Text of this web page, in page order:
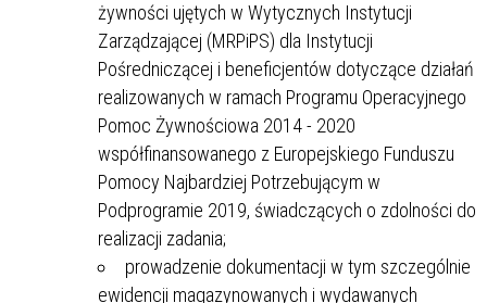
żywności ujętych w Wytycznych Instytucji
Zarządzającej (MRPiPS) dla Instytucji
Pośredniczącej i beneficjentów dotyczące działań
realizowanych w ramach Programu Operacyjnego
Pomoc Żywnościowa 2014 - 2020
współfinansowanego z Europejskiego Funduszu
Pomocy Najbardziej Potrzebującym w
Podprogramie 2019, świadczących o zdolności do
realizacji zadania;
prowadzenie dokumentacji w tym szczególnie
ewidencji magazynowanych i wydawanych